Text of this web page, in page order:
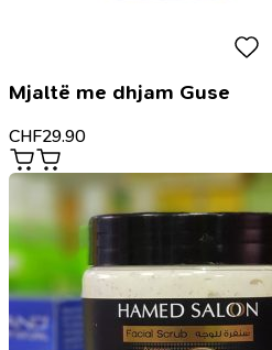
Mjaltë me dhjam Guse
CHF29.90